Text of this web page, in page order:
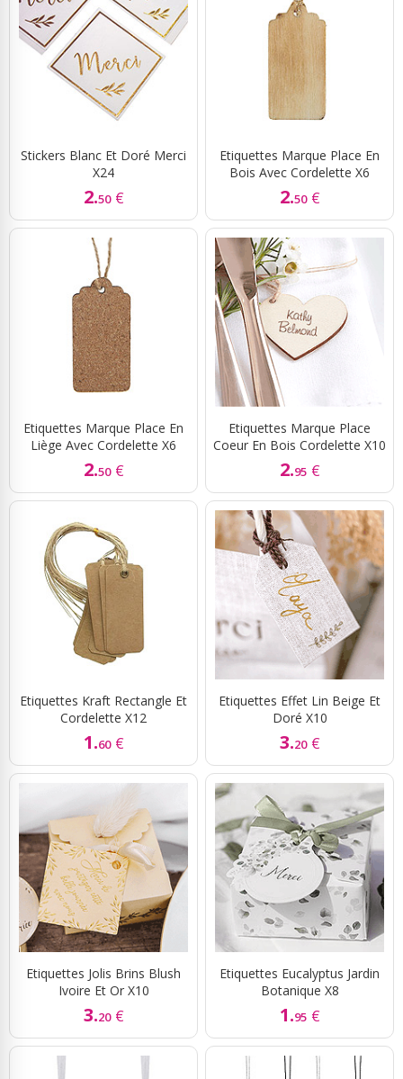
Stickers Blanc Et Doré Merci
X24
2.50 €
Etiquettes Marque Place En
Bois Avec Cordelette X6
2.50 €
Etiquettes Marque Place En
Liège Avec Cordelette X6
2.50 €
Etiquettes Marque Place
Coeur En Bois Cordelette X10
2.95 €
Etiquettes Kraft Rectangle Et
Cordelette X12
1.60 €
Etiquettes Effet Lin Beige Et
Doré X10
3.20 €
Etiquettes Jolis Brins Blush
Ivoire Et Or X10
3.20 €
Etiquettes Eucalyptus Jardin
Botanique X8
1.95 €